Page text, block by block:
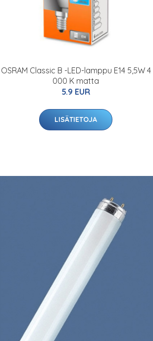
OSRAM Classic B -LED-lamppu E14 5,5W 4
000 K matta
5.9 EUR
LISÄTIETOJA